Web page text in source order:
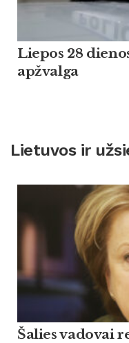
Liepos 28
apžvalga
Lietuvos ir
Šalies vadovai